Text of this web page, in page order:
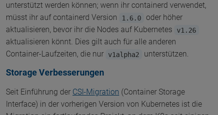
unterstützt werden können; wenn ihr containerd verwendet,
müsst ihr auf containerd Version
1.6.0
oder höher
aktualisieren, bevor ihr die Nodes auf Kubernetes
v1.26
aktualisieren könnt. Dies gilt auch für alle anderen
Container-Laufzeiten, die nur
v1alpha2 unterstützen.
Storage Verbesserungen
Seit Einführung der CSI-Migration (Container Storage
Interface) in der vorherigen Version von Kubernetes ist die